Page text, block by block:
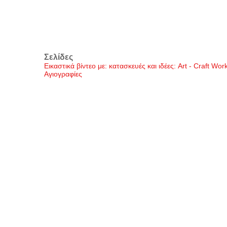
Σελίδες
Εικαστικά βίντεο με: κατασκευές και ιδέες: Art - Craft
Αγιογραφίες